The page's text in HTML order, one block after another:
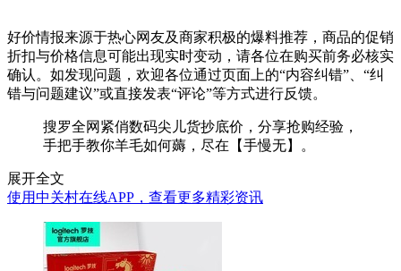
好价情报来源于热心网友及商家积极的爆料推荐，商品的促销
折扣与价格信息可能出现实时变动，请各位在购买前务必核实
确认。如发现问题，欢迎各位通过页面上的“内容纠错”、“纠
错与问题建议”或直接发表“评论”等方式进行反馈。
搜罗全网紧俏数码尖儿货抄底价，分享抢购经验，
手把手教你羊毛如何薅，尽在【手慢无】。
展开全文
使用中关村在线APP，查看更多精彩资讯